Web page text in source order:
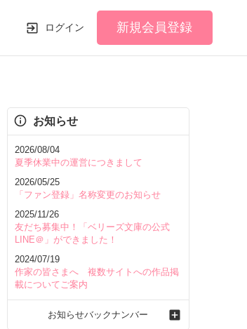
ログイン 新規会員登録
お知らせ
2026/08/04
夏季休業中の運営につきまして
2026/05/25
「ファン登録」名称変更のお知らせ
2025/11/26
友だち募集中！「ベリーズ文庫の公式
LINE＠」ができました！
2024/07/19
作家の皆さまへ 複数サイトへの作品掲
載についてご案内
お知らせバックナンバー